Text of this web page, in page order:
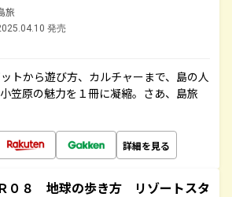
旅
発売
トから遊び方、カルチャーまで、島の人
笠原の魅力を１冊に凝縮。さあ、島旅
詳細を見る
０８ 地球の歩き方 リゾートスタ